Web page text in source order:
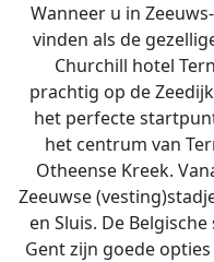
Wanneer u in
vinden als de
Churchill hotel
prachtig op de
het perfecte
het centrum van
Otheense Kreek.
Zeeuwse
en Sluis. De
Gent zijn goede